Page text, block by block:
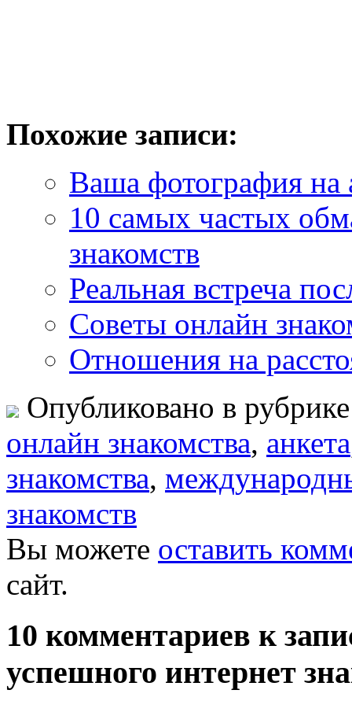
Похожие записи:
Ваша фотография на
10 самых частых
знакомств
Реальная встреча
Советы онлайн
Отношения на
Опубликовано в
oнлайн знакомства, анкета
знакомства,
знакомств
Вы можете оставить
сайт.
10 комментариев к
успешного интернет